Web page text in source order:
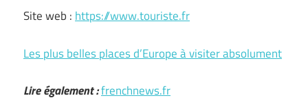
Site web : https://www.touriste.fr
Les plus belles places d’Europe à visiter absolument
Lire également :frenchnews.fr